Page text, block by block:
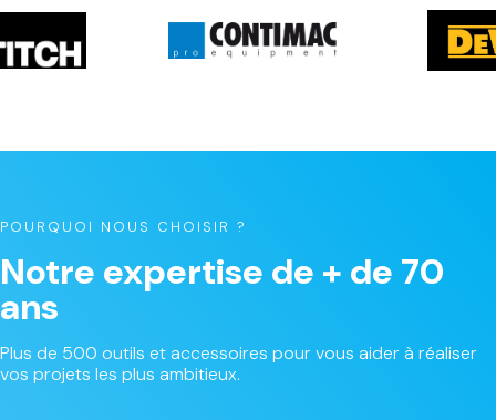
POURQUOI NOUS CHOISIR ?
Notre expertise de + de 70
ans
Plus de 500 outils et accessoires pour vous aider à réaliser
vos projets les plus ambitieux.